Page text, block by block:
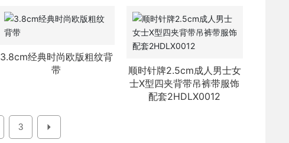
3.8cm经典时尚欧版粗纹背
带
顺时针牌2.5cm成人男士女
士X型四夹背带吊裤带服饰
配套2HDLX0012
3